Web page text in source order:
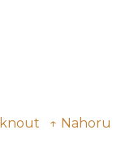
↑ Nahoru